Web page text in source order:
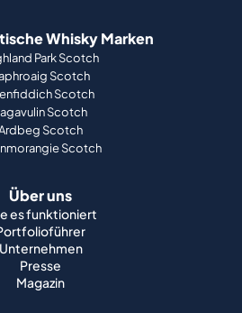
Whisky Marken
Park Scotch
Scotch
Scotch
Scotch
Scotch
Scotch
Über uns
es funktioniert
Unternehmen
Presse
Magazin